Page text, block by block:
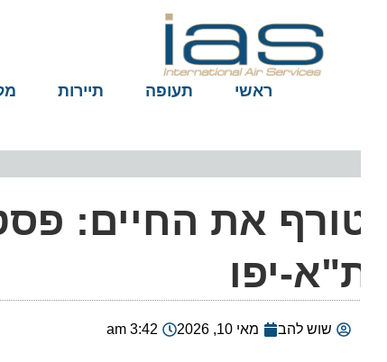
ראשי תעופה תיירות
יפו
שוש להב מאי 10, 2026 3:42 am